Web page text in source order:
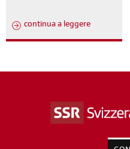
continua a leggere